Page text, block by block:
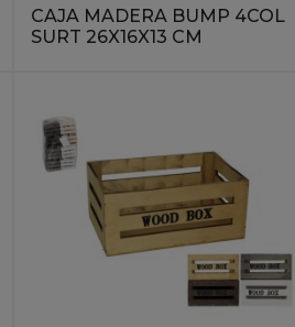
CAJA MADERA BUMP 4COL
SURT 26X16X13 CM